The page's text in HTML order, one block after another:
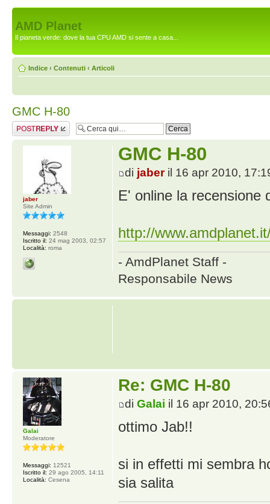
AMD Planet
Il pianeta verde: dove la tua CPU AMD si sente a casa...
Indice ‹ Contenuti ‹ Articoli
GMC H-80
Rispondi al
messaggio
GMC H-80
di jaberil 16 apr 2010,
E' online la recensione
http://
- AmdPlanet Staff -
Responsabile News
jaber
Site Admin
Messaggi: 2548
Iscritto il: 24 mag 2003, 02:57
Località: roma
Re: GMC H-80
di Galai il 16 apr 2010,
ottimo Jab!!
si in effetti mi sembra
sia salita
Galai
Moderatore
Messaggi: 12521
Iscritto il: 29 ago 2005, 14:11
Località: Cesena